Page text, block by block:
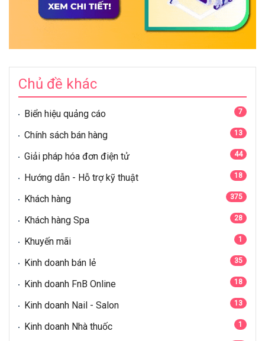
Chủ đề khác
Biển hiệu quảng cáo 7
Chính sách bán hàng 13
Giải pháp hóa đơn điện tử 44
Hướng dẫn - Hỗ trợ kỹ thuật 18
Khách hàng 375
Khách hàng Spa 28
Khuyến mãi 1
Kinh doanh bán lẻ 35
Kinh doanh FnB Online 18
Kinh doanh Nail - Salon 13
Kinh doanh Nhà thuốc 1